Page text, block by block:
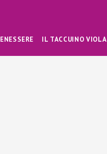
IL TACCUINO VIOLA